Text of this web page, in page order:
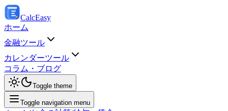
CalcEasy
ホーム
金融ツール
カレンダーツール
コラム・ブログ
Toggle theme
Toggle navigation menu